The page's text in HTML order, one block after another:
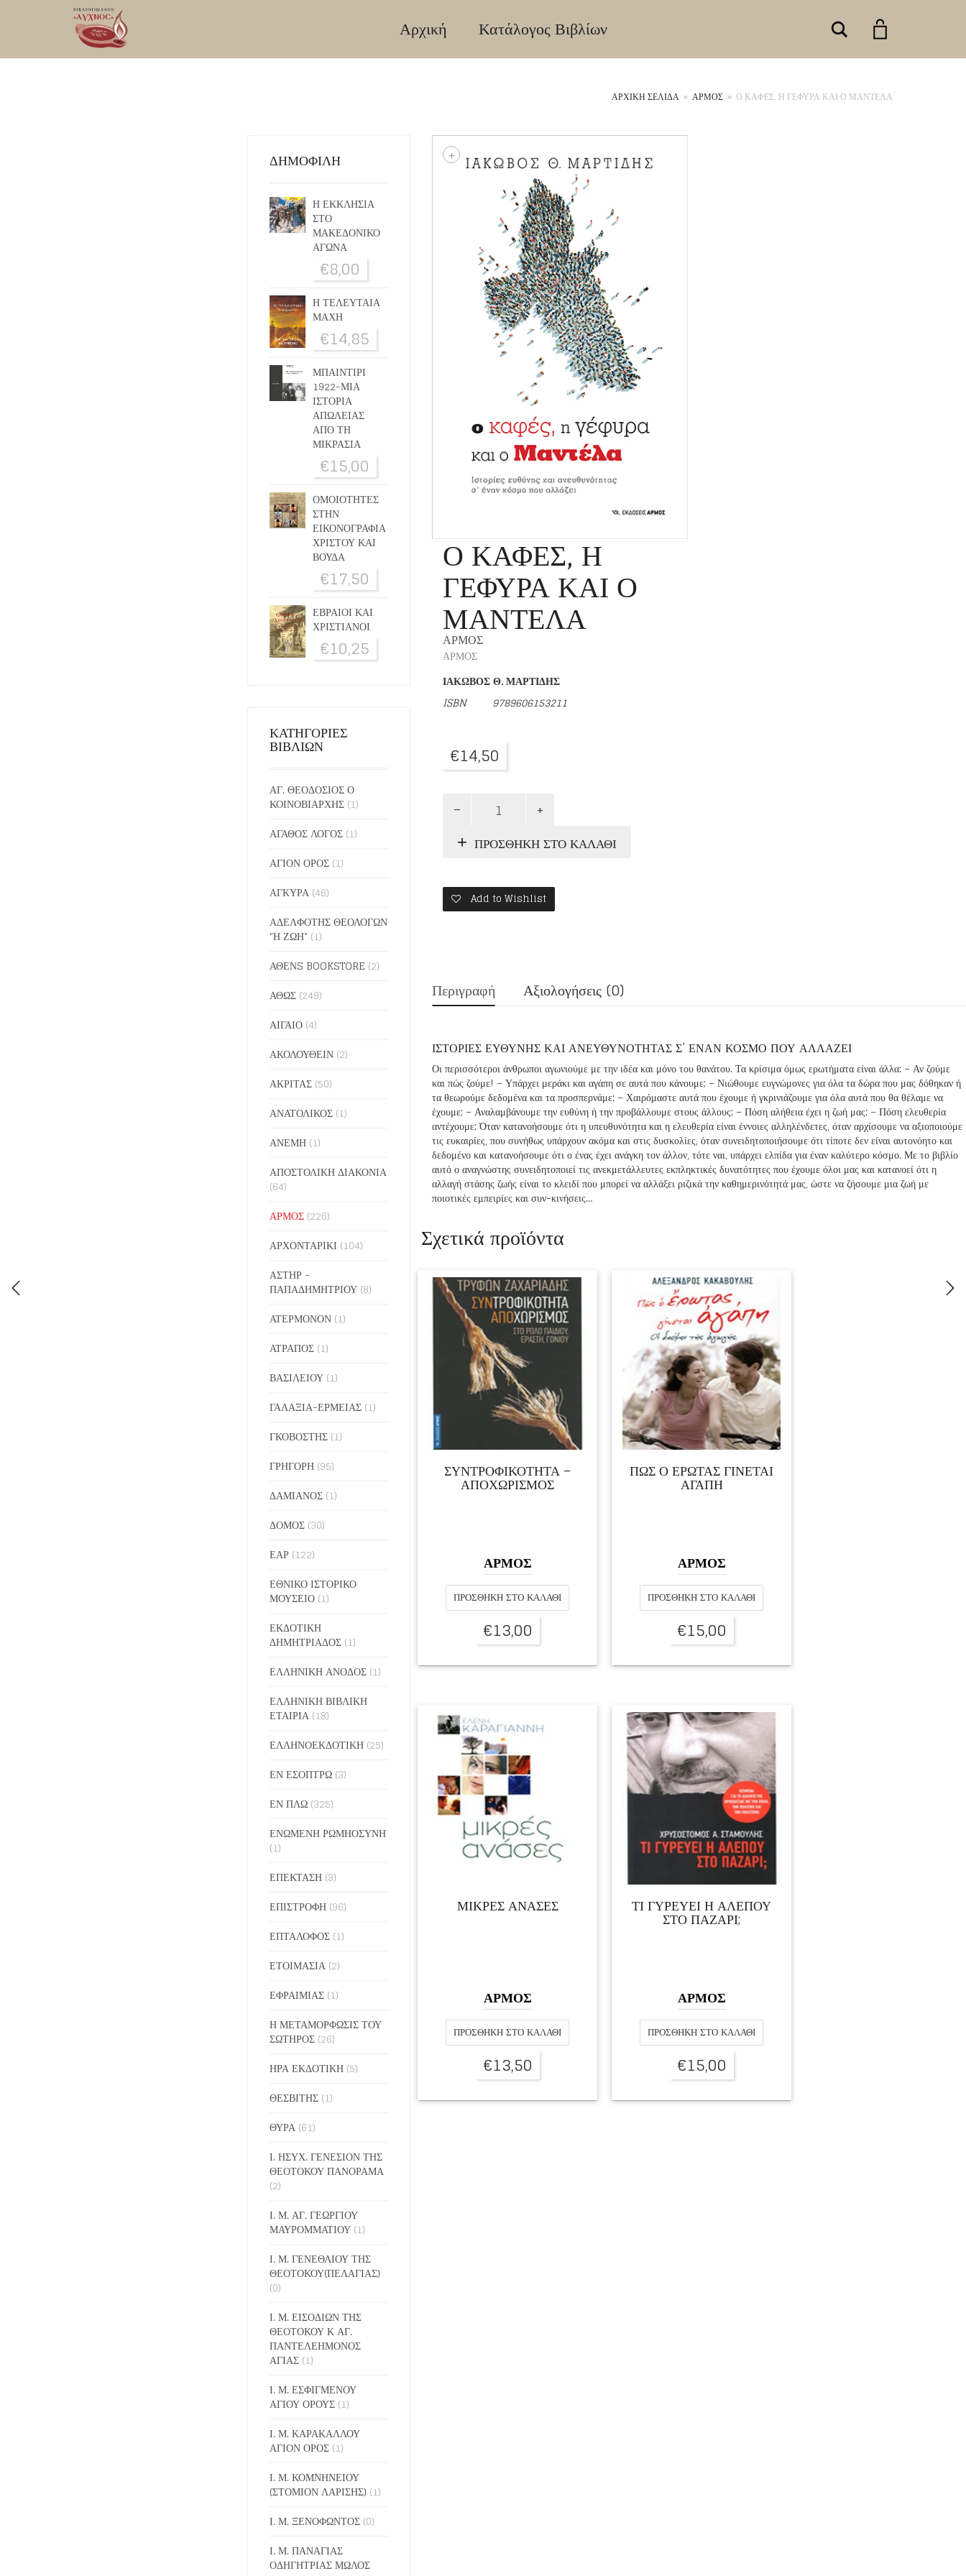
Αρχική Κατάλογος Βιβλίων Search
ΑΡΧΙΚΉ ΣΕΛΊΔΑ » ΑΡΜΟΣ » Ο ΚΑΦΕΣ, Η ΓΕΦΥΡΑ ΚΑΙ Ο ΜΑΝΤΕΛΑ
+
Ο ΚΑΦΕΣ, Η
ΓΕΦΥΡΑ ΚΑΙ Ο
ΜΑΝΤΕΛΑ
ΑΡΜΟΣ
ΑΡΜΟΣ
ΙΑΚΩΒΟΣ Θ. ΜΑΡΤΙΔΗΣ
ISBN
9789606153211
€14,50
ΚΑΦΕΣ,
ΓΕΦΥΡΑ
ΜΑΝΤΕΛΑ
ποσότητα
ΠΡΟΣΘΉΚΗ ΣΤΟ ΚΑΛΆΘΙ
Add to Wishlist
Περιγραφή Αξιολογήσεις (0)
ΙΣΤΟΡΙΕΣ ΕΥΘΥΝΗΣ ΚΑΙ ΑΝΕΥΘΥΝΟΤΗΤΑΣ Σ’ ΕΝΑΝ ΚΟΣΜΟ ΠΟΥ ΑΛΛΑΖΕΙ
Οι περισσότεροι άνθρωποι αγωνιούμε με την ιδέα και μόνο του θανάτου. Τα κρίσιμα όμως ερωτήματα είναι άλλα: – Αν ζούμε
και πώς ζούμε! – Υπάρχει μεράκι και αγάπη σε αυτά που κάνουμε; – Νιώθουμε ευγνώμονες για όλα τα δώρα που μας δόθηκαν ή
τα θεωρούμε δεδομένα και τα προσπερνάμε; – Χαιρόμαστε αυτά που έχουμε ή γκρινιάζουμε για όλα αυτά που θα θέλαμε να
έχουμε; – Αναλαμβάνουμε την ευθύνη ή την προβάλλουμε στους άλλους; – Πόση αλήθεια έχει η ζωή μας; – Πόση ελευθερία
αντέχουμε; Όταν κατανοήσουμε ότι η υπευθυνότητα και η ελευθερία είναι έννοιες αλληλένδετες, όταν αρχίσουμε να αξιοποιούμε
τις ευκαιρίες, που συνήθως υπάρχουν ακόμα και στις δυσκολίες, όταν συνειδητοποιήσουμε ότι τίποτε δεν είναι αυτονόητο και
δεδομένο και κατανοήσουμε ότι ο ένας έχει ανάγκη τον άλλον, τότε ναι, υπάρχει ελπίδα για έναν καλύτερο κόσμο. Με το βιβλίο
αυτό ο αναγνώστης συνειδητοποιεί τις ανεκμετάλλευτες εκπληκτικές δυνατότητες που έχουμε όλοι μας και κατανοεί ότι η
αλλαγή στάσης ζωής είναι το κλειδί που μπορεί να αλλάξει ριζικά την καθημερινότητά μας, ώστε να ζήσουμε μια ζωή με
ποιοτικές εμπειρίες και συν-κινήσεις…
Σχετικά προϊόντα
ΣΥΝΤΡΟΦΙΚΟΤΗΤΑ –
ΑΠΟΧΩΡΙΣΜΟΣ
ΑΡΜΟΣ
ΠΡΟΣΘΉΚΗ ΣΤΟ ΚΑΛΆΘΙ
€13,00
ΠΩΣ Ο ΕΡΩΤΑΣ ΓΙΝΕΤΑΙ
ΑΓΑΠΗ
ΑΡΜΟΣ
ΠΡΟΣΘΉΚΗ ΣΤΟ ΚΑΛΆΘΙ
€15,00
ΜΙΚΡΈΣ ΑΝΆΣΕΣ
ΑΡΜΟΣ
ΠΡΟΣΘΉΚΗ ΣΤΟ ΚΑΛΆΘΙ
€13,50
ΤΙ ΓΥΡΕΥΕΙ Η ΑΛΕΠΟΥ
ΣΤΟ ΠΑΖΑΡΙ;
ΑΡΜΟΣ
ΠΡΟΣΘΉΚΗ ΣΤΟ ΚΑΛΆΘΙ
€15,00
ΔΗΜΟΦΙΛΗ
Η ΕΚΚΛΗΣΙΑ
ΣΤΟ
ΜΑΚΕΔΟΝΙΚΟ
ΑΓΩΝΑ
€8,00
Η ΤΕΛΕΥΤΑΙΑ
ΜΑΧΗ
€14,85
ΜΠΑΙΝΤΙΡΙ
1922-ΜΙΑ
ΙΣΤΟΡΙΑ
ΑΠΩΛΕΙΑΣ
ΑΠΟ ΤΗ
ΜΙΚΡΑΣΙΑ
€15,00
ΟΜΟΙΟΤΗΤΕΣ
ΣΤΗΝ
ΕΙΚΟΝΟΓΡΑΦΙΑ
ΧΡΙΣΤΟΥ ΚΑΙ
ΒΟΥΔΑ
€17,50
ΕΒΡΑΙΟΙ ΚΑΙ
ΧΡΙΣΤΙΑΝΟΙ
€10,25
ΚΑΤΗΓΟΡΙΕΣ
ΒΙΒΛΙΩΝ
ΑΓ. ΘΕΟΔΟΣΙΟΣ Ο
ΚΟΙΝΟΒΙΑΡΧΗΣ (1)
ΑΓΑΘΟΣ ΛΟΓΟΣ (1)
ΑΓΙΟΝ ΟΡΟΣ (1)
ΑΓΚΥΡΑ (46)
ΑΔΕΛΦΟΤΗΣ ΘΕΟΛΟΓΩΝ
"Η ΖΩΗ" (1)
ΑΘΕΝS BOOKSTORE (2)
ΑΘΩΣ (249)
ΑΙΓΑΙΟ (4)
ΑΚΟΛΟΥΘΕΙΝ (2)
ΑΚΡΙΤΑΣ (50)
ΑΝΑΤΟΛΙΚΟΣ (1)
ΑΝΕΜΗ (1)
ΑΠΟΣΤΟΛΙΚΗ ΔΙΑΚΟΝΙΑ
(64)
ΑΡΜΟΣ (226)
ΑΡΧΟΝΤΑΡΙΚΙ (104)
ΑΣΤΗΡ -
ΠΑΠΑΔΗΜΗΤΡΙΟΥ (8)
ΑΤΕΡΜΟΝΟΝ (1)
ΑΤΡΑΠΟΣ (1)
ΒΑΣΙΛΕΙΟΥ (1)
ΓΑΛΑΞΙΑ-ΕΡΜΕΙΑΣ (1)
ΓΚΟΒΟΣΤΗΣ (1)
ΓΡΗΓΟΡΗ (95)
ΔΑΜΙΑΝΟΣ (1)
ΔΟΜΟΣ (30)
ΕΑΡ (122)
ΕΘΝΙΚΟ ΙΣΤΟΡΙΚΟ
ΜΟΥΣΕΙΟ (1)
ΕΚΔΟΤΙΚΗ
ΔΗΜΗΤΡΙΑΔΟΣ (1)
ΕΛΛΗΝΙΚΗ ΑΝΟΔΟΣ (1)
ΕΛΛΗΝΙΚΗ ΒΙΒΛΙΚΗ
ΕΤΑΙΡΙΑ (18)
ΕΛΛΗΝΟΕΚΔΟΤΙΚΗ (25)
ΕΝ ΕΣΟΠΤΡΩ (3)
ΕΝ ΠΛΩ (325)
ΕΝΩΜΕΝΗ ΡΩΜΗΟΣΥΝΗ
(1)
ΕΠΕΚΤΑΣΗ (3)
ΕΠΙΣΤΡΟΦΗ (96)
ΕΠΤΑΛΟΦΟΣ (1)
ΕΤΟΙΜΑΣΙΑ (2)
ΕΦΡΑΙΜΙΑΣ (1)
Η ΜΕΤΑΜΟΡΦΩΣΙΣ ΤΟΥ
ΣΩΤΗΡΟΣ (26)
ΗΡΑ ΕΚΔΟΤΙΚΗ (5)
ΘΕΣΒΙΤΗΣ (1)
ΘΥΡΑ (61)
Ι. ΗΣΥΧ. ΓΕΝΕΣΙΟΝ ΤΗΣ
ΘΕΟΤΟΚΟΥ ΠΑΝΟΡΑΜΑ
(2)
Ι. Μ. ΑΓ. ΓΕΩΡΓΙΟΥ
ΜΑΥΡΟΜΜΑΤΙΟΥ (1)
Ι. Μ. ΓΕΝΕΘΛΙΟΥ ΤΗΣ
ΘΕΟΤΟΚΟΥ(ΠΕΛΑΓΙΑΣ)
(0)
Ι. Μ. ΕΙΣΟΔΙΩΝ ΤΗΣ
ΘΕΟΤΟΚΟΥ Κ ΑΓ.
ΠΑΝΤΕΛΕΗΜΟΝΟΣ
ΑΓΙΑΣ (1)
Ι. Μ. ΕΣΦΙΓΜΕΝΟΥ
ΑΓΙΟΥ ΟΡΟΥΣ (1)
Ι. Μ. ΚΑΡΑΚΑΛΛΟΥ
ΑΓΙΟΝ ΟΡΟΣ (1)
Ι. Μ. ΚΟΜΝΗΝΕΙΟΥ
(ΣΤΟΜΙΟΝ ΛΑΡΙΣΗΣ) (1)
Ι. Μ. ΞΕΝΟΦΩΝΤΟΣ (0)
Ι. Μ. ΠΑΝΑΓΙΑΣ
ΟΔΗΓΗΤΡΙΑΣ ΜΩΛΟΣ